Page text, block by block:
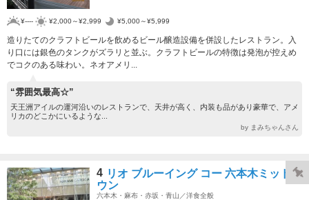
¥---- ¥2,000～¥2,999 ¥5,000～¥5,999
造りたてのクラフトビールを飲めるビール醸造設備を併設したレストラン。入
り口には銀色のタンクがズラリと並ぶ。クラフトビールの特徴は発泡が控えめ
でコクのある味わい。ネオアメリ...
“雰囲気最高☆”
天王洲アイルの運河沿いのレストランで、天井が高く、内装も品があり豪華で、アメ
リカのどこかにいるような...
by まみちゃんさん
4 リオ ブルーイング コー 六本木ミッドタ
ウン
六本木・麻布・赤坂・青山／洋食全般